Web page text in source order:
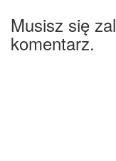
Musisz się
komentarz.